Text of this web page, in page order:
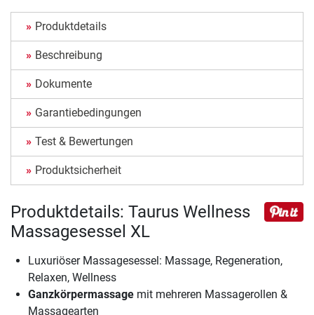
Produktdetails
Beschreibung
Dokumente
Garantiebedingungen
Test & Bewertungen
Produktsicherheit
Produktdetails: Taurus Wellness
Massagesessel XL
Luxuriöser Massagesessel: Massage, Regeneration,
Relaxen, Wellness
Ganzkörpermassage mit mehreren Massagerollen &
Massagearten